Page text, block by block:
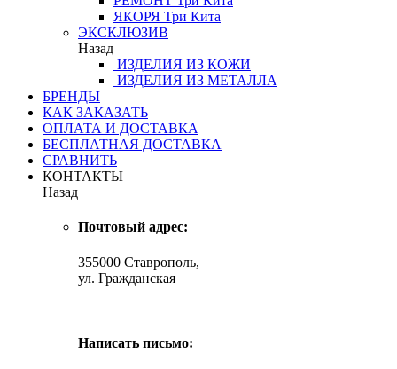
ЯКОРЯ Три Кита
ЭКСКЛЮЗИВ
Назад
ИЗДЕЛИЯ ИЗ КОЖИ
ИЗДЕЛИЯ ИЗ МЕТАЛЛА
БРЕНДЫ
КАК ЗАКАЗАТЬ
ОПЛАТА И ДОСТАВКА
БЕСПЛАТНАЯ ДОСТАВКА
СРАВНИТЬ
КОНТАКТЫ
Назад
Почтовый адрес:
355000 Ставрополь,
ул. Гражданская
Написать письмо: